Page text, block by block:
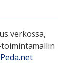
verkossa,